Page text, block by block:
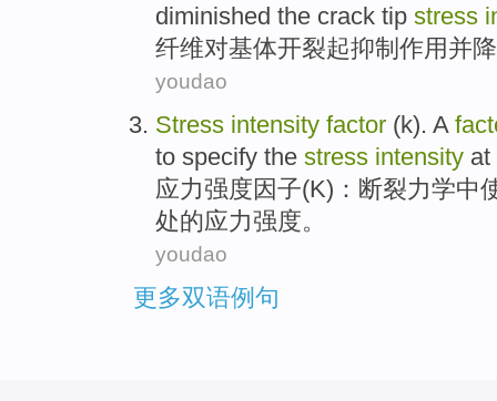
diminished the crack tip stress
纤维对基体开裂起抑制作用 并
youdao
Stress intensity factor (k). A
to specify the stress intensity
应力强度因子(K)： 断裂力学中
处的应力强度。
youdao
更多双语例句